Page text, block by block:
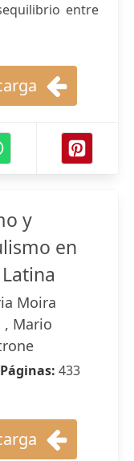
entre
y
en
Moira
, Mario
433